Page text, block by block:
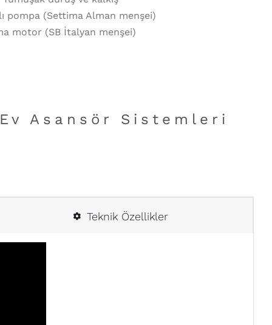
pompa (Settima Alman menşei)
motor (SB İtalyan menşei)
Asansör Sistemleri
Teknik Özellikler